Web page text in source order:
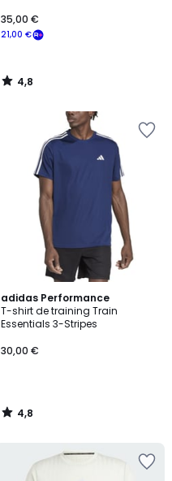
21,00 €
35,00 €
4,8
/
adidas Performance
T-shirt de training Train
Essentials 3-Stripes
30,00 €
4,8
/ 5
4,8
/